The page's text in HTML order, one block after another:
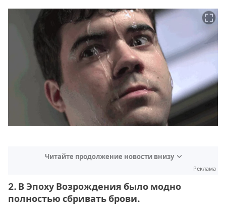
Читайте продолжение новости внизу
Реклама
2. В Эпоху Возрождения было модно
полностью сбривать брови.